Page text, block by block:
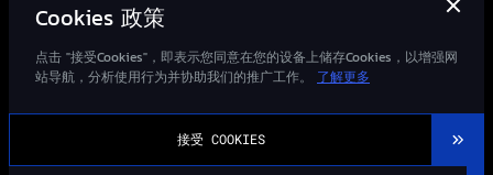
Cookies 政策
点击 "接受Cookies"，即表示您同意在您的设备上储存Cookies，以增强网
站导航，分析使用行为并协助我们的推广工作。
了解更多
接受 COOKIES
©2013-2026Wizard-Quant All Rights Reserved.